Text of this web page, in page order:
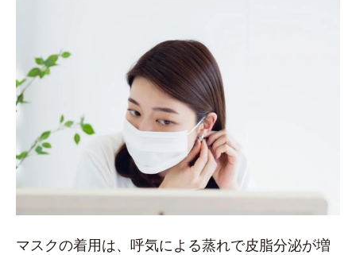
マスクの着用は、呼気による蒸れで皮脂分泌が増